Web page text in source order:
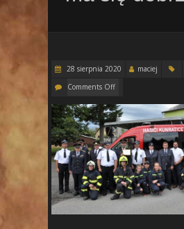
28 sierpnia 2020 maciej
Comments Off